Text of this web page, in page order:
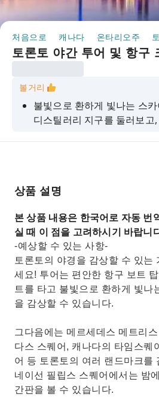
처음으로 캐나다 온타리오주
토론토 야간 투어 및 항구
볼거리
불빛으로 환하게 빛나는 스
디스틸러리 지구를 둘러보고
상품 설명
본 상품 내용은 한국어로 자동 번
실 때 이 점을 고려하시기 바랍니
-예상할 수 있는 사항-
토론토의 야경을 감상할 수 있는
세요! 투어는 편안한 항구 보트
트를 타고 불빛으로 환하게 빛나
을 감상할 수 있습니다.
그다음에는 메르세데스 메트리
다스 스퀘어, 캐나다의 타임스퀘
어 등 토론토의 여러 랜드마크를
네이선 필립스 스퀘어에서는 밤
간판을 볼 수 있습니다.